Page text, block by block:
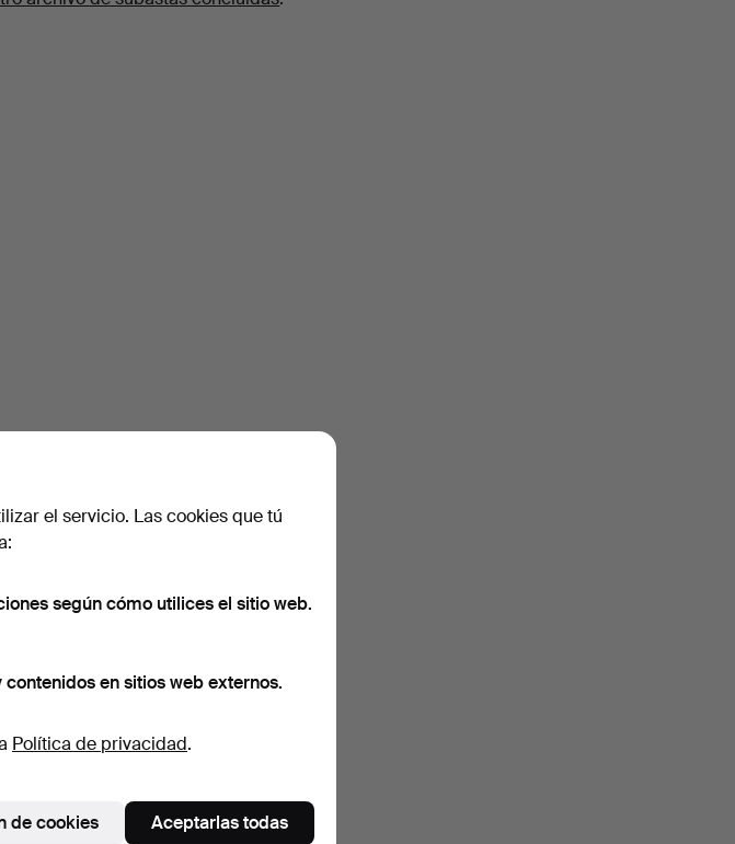
el servicio. Las cookies que tú
según cómo utilices el sitio web.
en sitios web externos.
Política de privacidad.
de cookies Aceptarlas todas